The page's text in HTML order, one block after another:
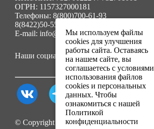
ОГРН: 1157327000181
Телефоны: 8(800)700-61-93
8(8422)50-55-91
E-mail: info@ecovolga73.ru
Наши социальные сети:
© Copyright 2025. Все права защищены.
Мы используем файлы
cookies для улучшения
работы сайта. Оставаясь
на нашем сайте, вы
соглашаетесь с условиями
использования файлов
cookies и персональных
данных. Чтобы
ознакомиться с нашей
Политикой
конфиденциальности